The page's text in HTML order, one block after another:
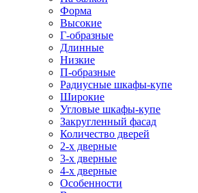
Форма
Высокие
Г-образные
Длинные
Низкие
П-образные
Радиусные шкафы-купе
Широкие
Угловые шкафы-купе
Закругленный фасад
Количество дверей
2-х дверные
3-х дверные
4-х дверные
Особенности